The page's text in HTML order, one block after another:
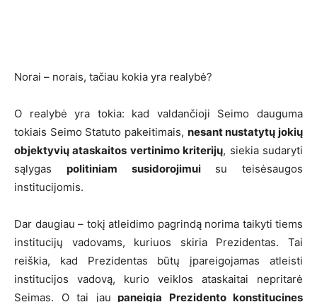
Norai – norais, tačiau kokia yra realybė?
O realybė yra tokia: kad valdančioji Seimo dauguma
tokiais Seimo Statuto pakeitimais, nesant nustatytų jokių
objektyvių ataskaitos vertinimo kriterijų, siekia sudaryti
sąlygas politiniam susidorojimuisu teisėsaugos
institucijomis.
Dar daugiau – tokį atleidimo pagrindą norima taikyti tiems
institucijų vadovams, kuriuos skiria Prezidentas. Tai
reiškia, kad Prezidentas būtų įpareigojamas atleisti
institucijos vadovą, kurio veiklos ataskaitai nepritarė
Seimas. O tai jau paneigia Prezidento konstitucines